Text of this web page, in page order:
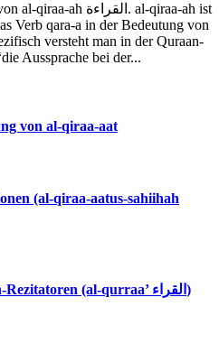
Verb qara-a in der Bedeutung von
versteht man in der Quraan-
Aussprache bei der...
von al-qiraa-aat
(al-qiraa-aatus-sahiihah
Die wichtigsten Quraan-Rezitatoren (al-qurraa’ القراء)